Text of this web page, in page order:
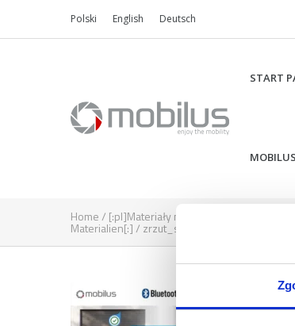
Polski English Deutsch
START
Home/ [:pl]Materiały
Materialien[:]/ zrzut_senso